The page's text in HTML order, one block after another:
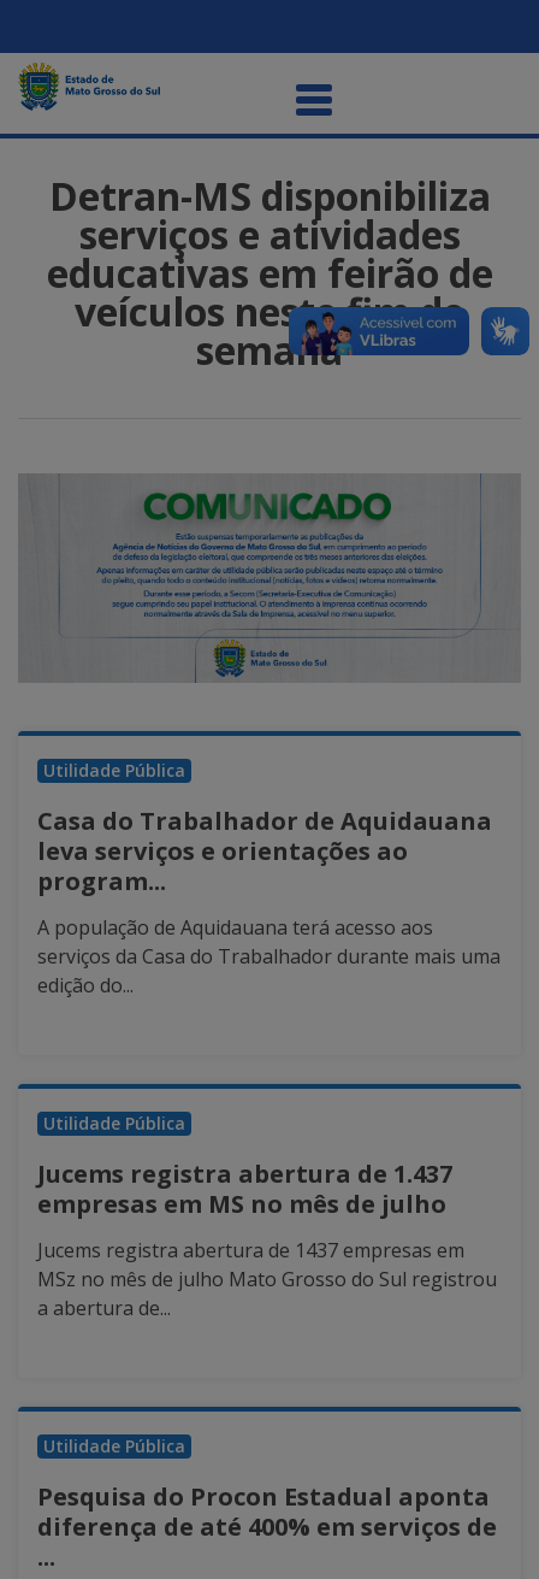
Detran-MS disponibiliza
serviços e atividades
educativas em feirão de
veículos neste fim de
semana
Utilidade Pública
Casa do Trabalhador de Aquidauana
leva serviços e orientações ao
program...
A população de Aquidauana terá acesso aos
serviços da Casa do Trabalhador durante mais uma
edição do...
Utilidade Pública
Jucems registra abertura de 1.437
empresas em MS no mês de julho
Jucems registra abertura de 1437 empresas em
MSz no mês de julho Mato Grosso do Sul registrou
a abertura de...
Utilidade Pública
Pesquisa do Procon Estadual aponta
diferença de até 400% em serviços de
...